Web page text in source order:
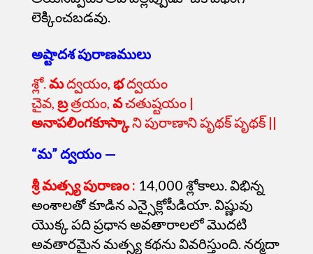
లెక్కించబడవు.
అష్టాదశ పురాణములు
శ్లో.మద్వయం, భద్వయం
చైవ, బ్రత్రయం, వచతుష్టయం |
అనాపలింగకూస్కాని పురాణాని పృథక్ పృథక్ ||
“మ” ద్వయం —
శ్రీమత్స్య పురాణం: 14,000 శ్లోకాలు. విభిన్న
అంశాలతో కూడిన ఎన్సైక్లోపీడియా. విష్ణువు
యొక్క పది ప్రధాన అవతారాలలో మొదటి
అవతారమైన మత్స్య కథను వివరిస్తుంది. నర్మదా